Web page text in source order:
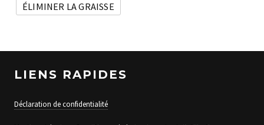
ÉLIMINER LA GRAISSE
LIENS RAPIDES
Déclaration de confidentialité